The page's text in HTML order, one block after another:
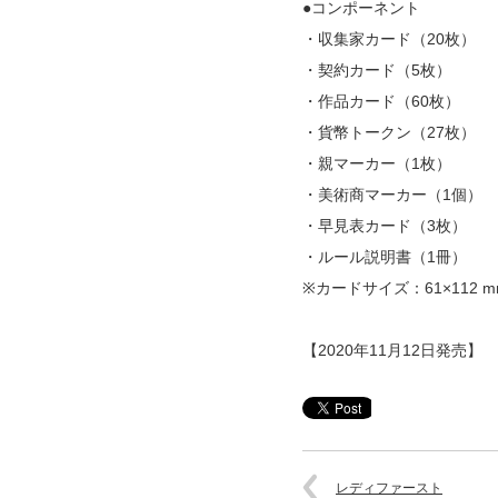
●コンポーネント
・収集家カード（20枚）
・契約カード（5枚）
・作品カード（60枚）
・貨幣トークン（27枚）
・親マーカー（1枚）
・美術商マーカー（1個）
・早見表カード（3枚）
・ルール説明書（1冊）
※カードサイズ：61×112
【2020年11月12日発売】
レディファースト